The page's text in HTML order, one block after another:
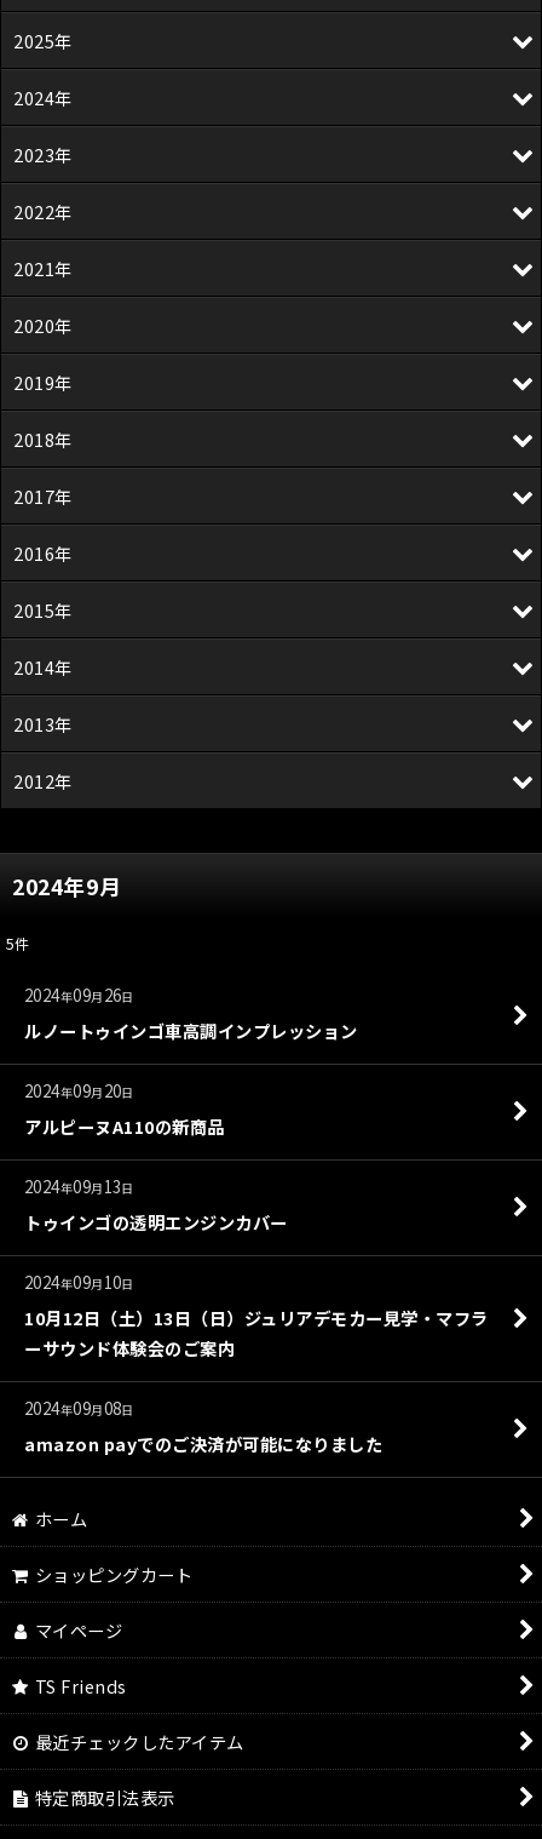
2024年9月
5件
2024年09月 26日
ルノートゥインゴ車高調インプレッション
2024年09月 20日
アルピーヌA110の新商品
2024年09月 13日
トゥインゴの透明エンジンカバー
2024年09月 10日
10月12日（土）13日（日）ジュリアデモカー見学・マフラ
ーサウンド体験会のご案内
2024年09月08日
amazon payでのご決済が可能になりました
2025年
2024年
2023年
2022年
2021年
2020年
2019年
2018年
2017年
2016年
2015年
2014年
2013年
2012年
ホーム
ショッピングカート
マイページ
TS Friends
最近チェックしたアイテム
特定商取引法表示